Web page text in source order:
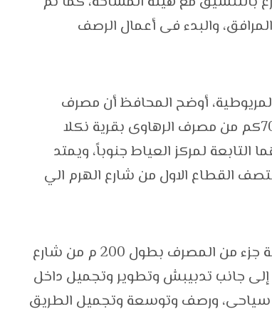
والبدء فى أعمال الرصف
أوضح المحافظ أن مصرف
المريوطية يمتد داخل نطاق محافظة الجيزة بطول 70كم من مصرف الرهاوى بقرية نكلا
التابعة لمركز العياط جنوباً، ويمتد
القطاع الاول من شارع الهرم الي
وأضاف اللواء أحمد راشد أن المشروع يتم فيه تغطية جزء من المصرف بطول 200 م من شارع
جانب تدبيبش وتطوير وتجميل داخل
وممشى سياحى، ورصف وتوسعة وتجميل الطريق